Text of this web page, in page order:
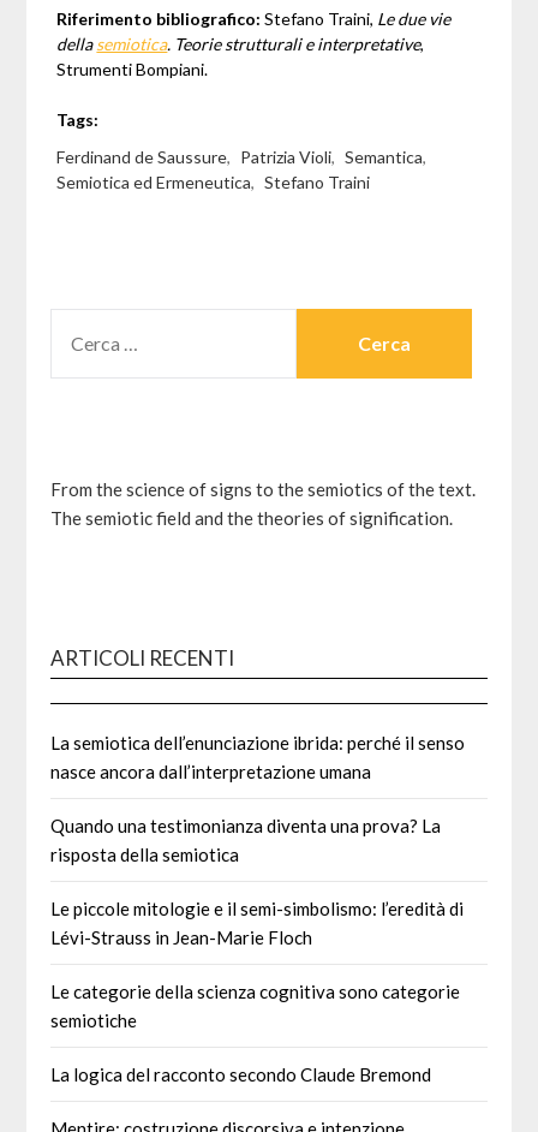
Riferimento bibliografico: Stefano Traini, Le due vie
dellasemiotica. Teorie strutturali e interpretative,
Strumenti Bompiani.
Tags:
Ferdinand de Saussure, Patrizia Violi, Semantica,
Semiotica ed Ermeneutica, Stefano Traini
PER:
From the science of signs to the semiotics of the text.
The semiotic field and the theories of signification.
ARTICOLI RECENTI
La semiotica dell’enunciazione ibrida: perché il senso
nasce ancora dall’interpretazione umana
Quando una testimonianza diventa una prova? La
risposta della semiotica
Le piccole mitologie e il semi-simbolismo: l’eredità di
Lévi-Strauss in Jean-Marie Floch
Le categorie della scienza cognitiva sono categorie
semiotiche
La logica del racconto secondo Claude Bremond